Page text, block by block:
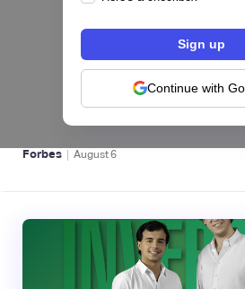
Continue with
hiSofi, Fintech de gestión
levanta US$1 millón para
regional en Uruguay
BFM 👔
Forbes | August6